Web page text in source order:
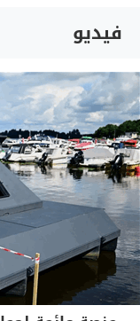
فيديو